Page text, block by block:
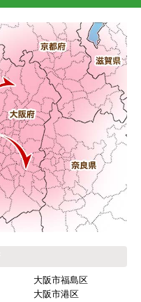
大阪市福島区
大阪市港区